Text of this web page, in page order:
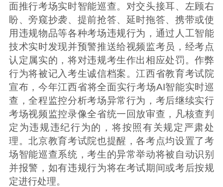
面推行考场实时智能巡查。对交头接耳、左顾右
盼、旁窥抄袭、提前抢答、延时拖答、携带或使
用违规物品等各种考场违规行为，通过人工智能
技术实时发现并预警推送给视频监考员，经考点
认定属实的，将对违规考生作出相应处罚。作弊
行为将被记入考生诚信档案。江西省教育考试院
宣布，今年江西省将全面实行考场AI智能实时巡
查，全程监控分析考场异常行为，考后继续实行
考场视频监控录像全省统一回放审查，凡核查判
定为违规违纪行为的，将按照有关规定严肃处
理。北京教育考试院也提醒，各考点均设置了考
场智能巡查系统，考生的异常举动将被自动识别
并报警，如有违规行为将在考试期间或考后按规
定进行处理。